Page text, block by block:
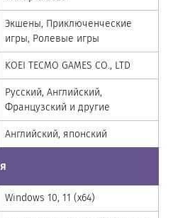
Экшены, Приключенческие
игры, Ролевые игры
KOEI TECMO GAMES CO., LTD
Русский, Английский,
Французский и другие
Английский, японский
Windows 10, 11 (x64)